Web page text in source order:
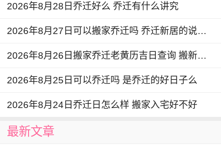
气是从东方来的，如果东方缺角，就会缺少旺气。
3、孕妇在搬家的时候有许多说法，如果搬家之
新房，否则可能出现胎气不稳的情况。
2026年8月28日乔迁好么 乔迁有什么讲究
2026年8月27日可以搬家乔迁吗 乔迁新居的说法和讲究
2026年8月26日搬家乔迁老黄历吉日查询 搬新家好吗
2026年8月25日可以乔迁吗 是乔迁的好日子么
2026年8月24日乔迁日怎么样 搬家入宅好不好
最新文章